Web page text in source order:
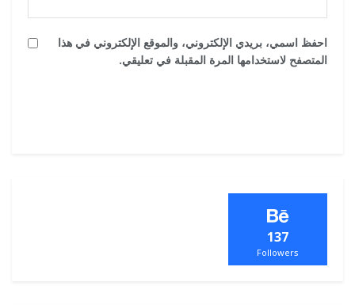
احفظ اسمي، بريدي الإلكتروني، والموقع الإلكتروني في هذا
المتصفح لاستخدامها المرة المقبلة في تعليقي.
137
Followers